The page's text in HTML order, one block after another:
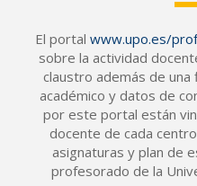
El portal www.upo.es/
sobre la actividad
claustro además de
académico y datos de
por este portal están
docente de cada
asignaturas y plan de
profesorado de la